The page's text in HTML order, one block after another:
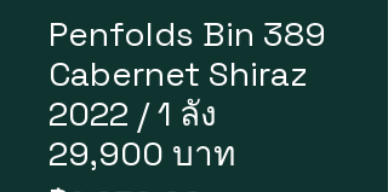
Penfolds Bin 389
Cabernet Shiraz
2022 / 1 ลัง
29,900 บาท